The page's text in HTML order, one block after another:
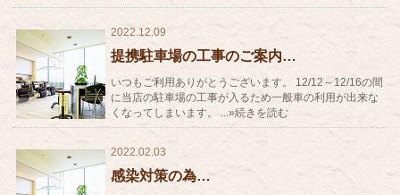
2022.12.09
提携駐車場の工事のご案内…
いつもご利用ありがとうございます。 12/12～12/16の間
に当店の駐車場の工事が入るため一般車の利用が出来な
くなってしまいます。 ...»続きを読む
2022.02.03
感染対策の為…